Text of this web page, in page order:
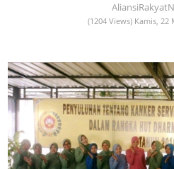
(1204 Views) Kamis, 22